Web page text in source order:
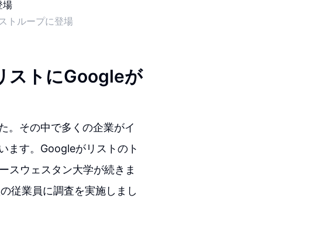
トループに登場
ストにGoogleが
。その中で多くの企業がイ
ます。Googleがリストのト
スウェスタン大学が続きま
従業員に調査を実施しまし